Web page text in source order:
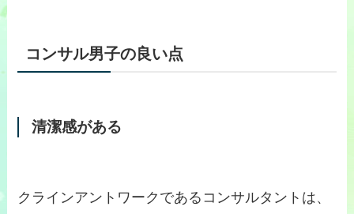
コンサル男子の良い点
清潔感がある
クラインアントワークであるコンサルタントは、